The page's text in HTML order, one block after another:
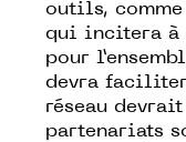
outils, comme
qui incitera à
pour
devra faciliter
réseau
partenariats